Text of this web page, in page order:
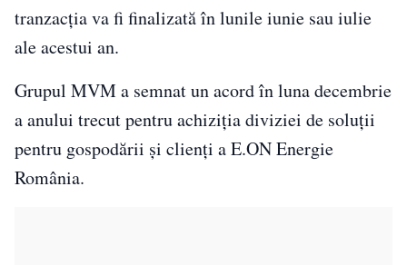
tranzacția va fi finalizată în lunile iunie sau iulie
ale acestui an.
Grupul MVM a semnat un acord în luna decembrie
a anului trecut pentru achiziția diviziei de soluții
pentru gospodării și clienți a E.ON Energie
România.